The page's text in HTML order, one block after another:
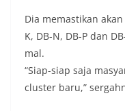
Dia memastikan
K, DB-N, DB-P dan
mal.
“Siap-siap saja
cluster baru,”